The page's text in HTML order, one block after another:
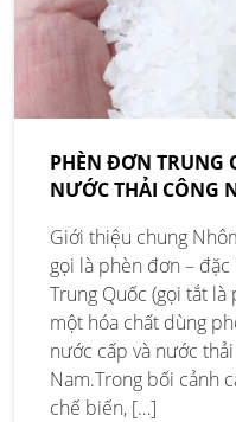
PHÈN ĐƠN TRUNG
NƯỚC THẢI CÔNG
Giới thiệu chung
gọi là phèn đơn –
Trung Quốc (gọi tắt
một hóa chất dùng
nước cấp và nước
Nam.Trong bối cảnh
chế biến, […]